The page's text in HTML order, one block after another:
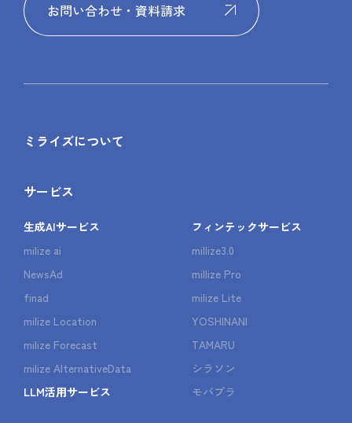
お問い合わせ・資料請求
ミライズについて
サービス
生成AIサービス
milize ai
NewsAd
finad
milize Location
milize Forecast
milize AlternativeData
LLM活用サービス
フィンテックサービス
millize3.0
millize Pro
milize Lite
YOSHINANI
TAMARU
シラソン
モバプラ